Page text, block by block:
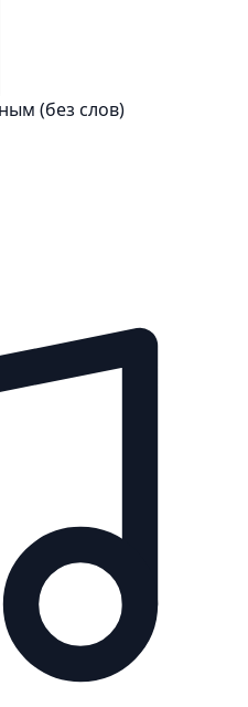
(без слов)